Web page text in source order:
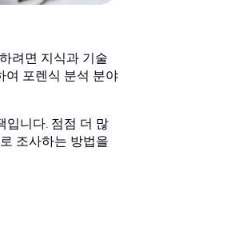
려면 지식과 기술
여 포렌식 분석 분야
입니다. 점점 더 많
조사하는 방법을